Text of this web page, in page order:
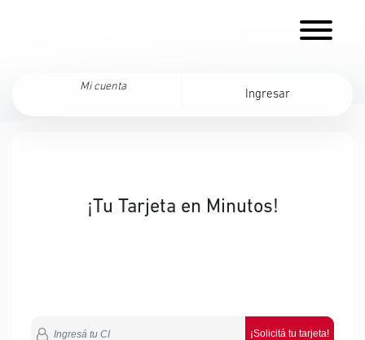
Mi cuenta
Ingresar
¡Tu Tarjeta en Minutos!
¡Solicitá tu tarjeta!